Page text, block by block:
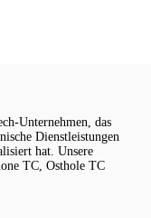
Unternehmen, das
Dienstleistungen
hat. Unsere
TC, Osthole TC